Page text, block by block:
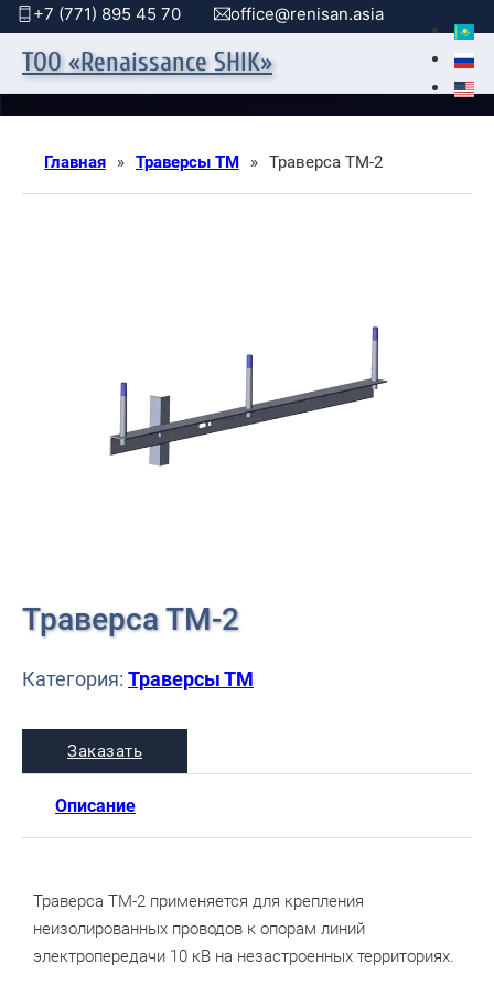
+7 (771) 895 45 70 office@renisan.asia
ТОО «Renaissance SHIK»
Главная » Траверсы ТМ » Траверса ТМ-2
Траверса ТМ-2
Категория: Траверсы ТМ
Заказать
Описание
Траверса ТМ-2 применяется для крепления
неизолированных проводов к опорам линий
электропередачи 10 кВ на незастроенных территориях.